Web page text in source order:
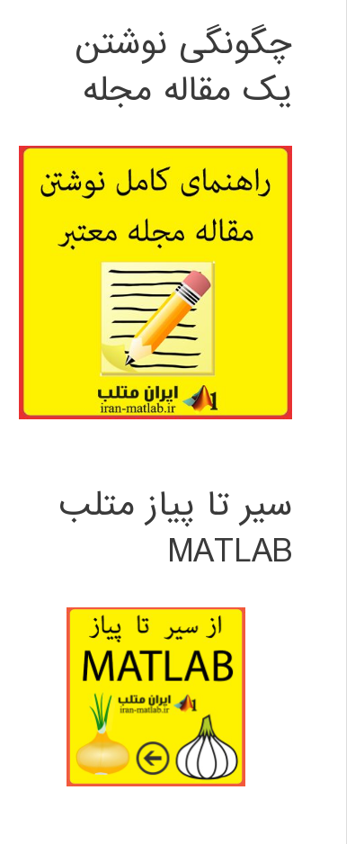
چگونگی نوشتن
یک مقاله مجله
سیر تا پیاز متلب
MATLAB